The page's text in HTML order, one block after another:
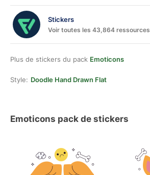
Stickers
Voir toutes les 43,864 ressources
Plus de stickers du pack Emoticons
Style: Doodle Hand Drawn Flat
Emoticons pack de stickers